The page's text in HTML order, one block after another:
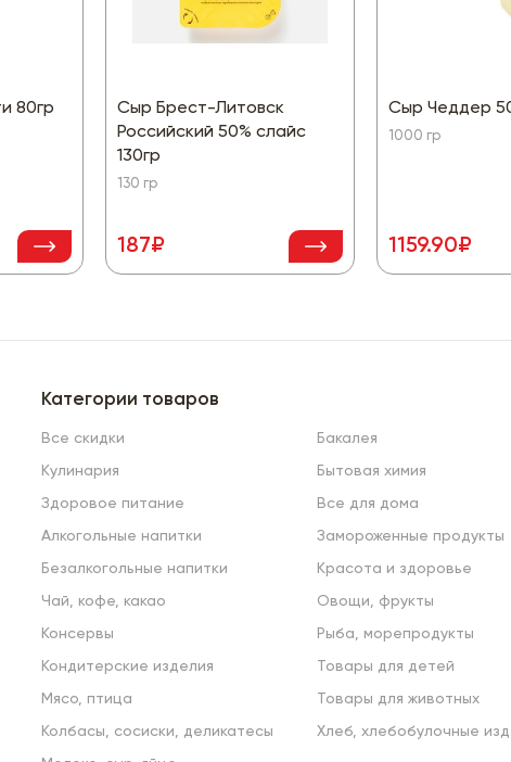
80гр
Сыр Брест-Литовск
Российский 50% слайс
130гр
130 гр
187₽
Сыр Чеддер
1000 гр
1159.90₽
Категории товаров
Все скидки
Кулинария
Здоровое питание
Алкогольные напитки
Безалкогольные напитки
Чай, кофе, какао
Консервы
Кондитерские изделия
Мясо, птица
Колбасы, сосиски, деликатесы
Бакалея
Бытовая химия
Все для дома
Замороженные продукты
Красота и здоровье
Овощи, фрукты
Рыба, морепродукты
Товары для детей
Товары для животных
Хлеб, хлебобулочные